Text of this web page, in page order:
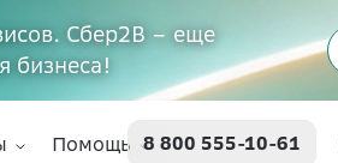
Сбер2В – еще
бизнеса!
Помощь 8 800 555-10-61